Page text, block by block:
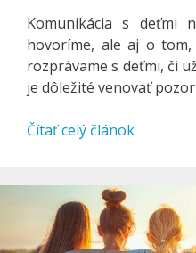
Komunikácia s
hovoríme, ale aj o
rozprávame s deťmi, či
je dôležité venovať
Čítať celý článok